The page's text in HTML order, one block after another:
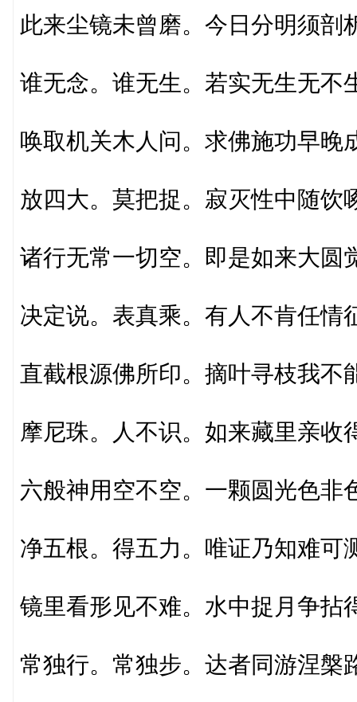
此来尘镜未曾磨。今日分明须剖
谁无念。谁无生。若实无生无不
唤取机关木人问。求佛施功早晚
放四大。莫把捉。寂灭性中随饮
诸行无常一切空。即是如来大圆
决定说。表真乘。有人不肯任情
直截根源佛所印。摘叶寻枝我不
摩尼珠。人不识。如来藏里亲收
六般神用空不空。一颗圆光色非
净五根。得五力。唯证乃知难可
镜里看形见不难。水中捉月争拈
常独行。常独步。达者同游涅槃